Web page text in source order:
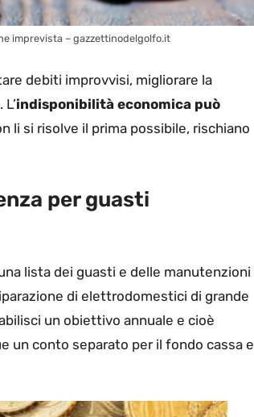
imprevista – gazzettinodelgolfo.it
debiti improvvisi, migliorare la
indisponibilità economica può
li si risolve il prima possibile, rischiano
per guasti
lista dei guasti e delle manutenzioni
di elettrodomestici di grande
un obiettivo annuale e cioè
un conto separato per il fondo cassa e